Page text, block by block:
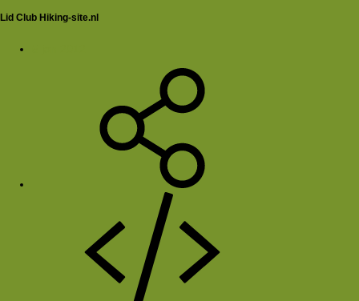
Lid Club Hiking-site.nl